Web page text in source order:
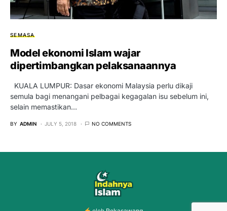
SEMASA
Model ekonomi Islam wajar
dipertimbangkan pelaksanaannya
KUALA LUMPUR: Dasar ekonomi Malaysia perlu dikaji
semula bagi menangani pelbagai kegagalan isu sebelum ini,
selain memastikan…
BY ADMIN JULY 5, 2018 NO COMMENTS